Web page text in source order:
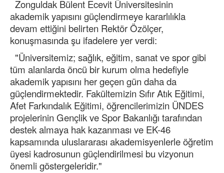
Zonguldak Bülent Ecevit Üniversitesinin
akademik yapısını güçlendirmeye kararlılıkla
devam ettiğini belirten Rektör Özölçer,
konuşmasında şu ifadelere yer verdi:
"Üniversitemiz; sağlık, eğitim, sanat ve spor gibi
tüm alanlarda öncü bir kurum olma hedefiyle
akademik yapısını her geçen gün daha da
güçlendirmektedir. Fakültemizin Sıfır Atık Eğitimi,
Afet Farkındalık Eğitimi, öğrencilerimizin ÜNDES
projelerinin Gençlik ve Spor Bakanlığı tarafından
destek almaya hak kazanması ve EK-46
kapsamında uluslararası akademisyenlerle öğretim
üyesi kadrosunun güçlendirilmesi bu vizyonun
önemli göstergeleridir."